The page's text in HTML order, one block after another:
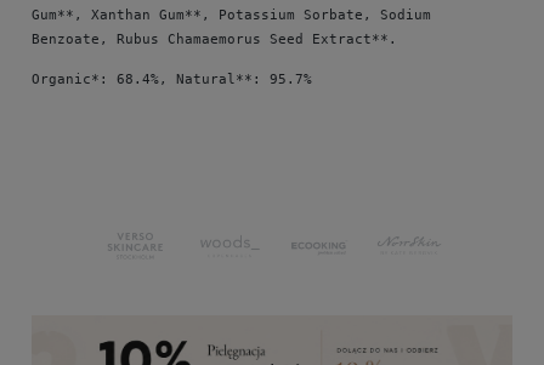
Gum**, Xanthan Gum**, Potassium Sorbate, Sodium
Benzoate, Rubus Chamaemorus Seed Extract**.
Organic*: 68.4%, Natural**: 95.7%